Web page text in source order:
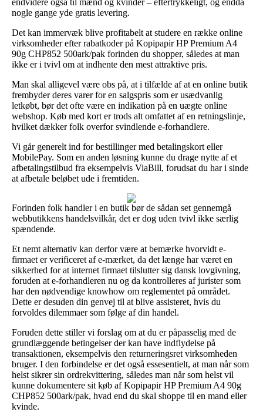
nogle gange yde gratis levering.
Det kan immervæk blive profitabelt at studere en række online
virksomheder efter rabatkoder på Kopipapir HP Premium A4
90g CHP852 500ark/pak forinden du shopper, således at man
ikke er i tvivl om at indhente den mest attraktive pris.
Man skal alligevel være obs på, at i tilfælde af at en online butik
frembyder deres varer for en salgspris som er usædvanlig
letkøbt, bør det ofte være en indikation på en uægte online
webshop. Køb med kort er trods alt omfattet af en retningslinje,
hvilket dækker folk overfor svindlende e-forhandlere.
Vi går generelt ind for bestillinger med betalingskort eller
MobilePay. Som en anden løsning kunne du drage nytte af et
afbetalingstilbud fra eksempelvis ViaBill, forudsat du har i sinde
at afbetale beløbet ude i fremtiden.
Forinden folk handler i en butik bør de sådan set gennemgå
webbutikkens handelsvilkår, det er dog uden tvivl ikke særlig
spændende.
Et nemt alternativ kan derfor være at bemærke hvorvidt e-
firmaet er verificeret af e-mærket, da det længe har været en
sikkerhed for at internet firmaet tilslutter sig dansk lovgivning,
foruden at e-forhandleren nu og da kontrolleres af jurister som
har den nødvendige knowhow om reglementet på området.
Dette er desuden din genvej til at blive assisteret, hvis du
forvoldes dilemmaer som følge af din handel.
Foruden dette stiller vi forslag om at du er påpasselig med de
grundlæggende betingelser der kan have indflydelse på
transaktionen, eksempelvis den returneringsret virksomheden
bruger. I den forbindelse er det også essesentielt, at man når som
helst sikrer sin ordrekvittering, således man når som helst vil
kunne dokumentere sit køb af Kopipapir HP Premium A4 90g
CHP852 500ark/pak, hvad end du skal shoppe til en mand eller
kvinde.